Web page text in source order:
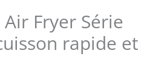
Fryer Série
rapide et